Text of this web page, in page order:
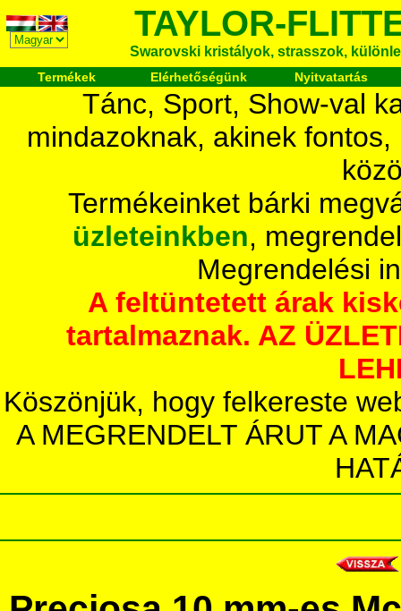
TAYLOR-
Swarovski kristályok, strasszok,
Termékek Elérhetőségünk Nyitvatartás
Tánc, Sport, Show-val
mindazoknak, akinek
Termékeinket bárki
üzleteinkben,
Megrendelési
A feltüntetett árak
tartalmaznak. AZ
Köszönjük, hogy felkereste
A MEGRENDELT ÁRUT A